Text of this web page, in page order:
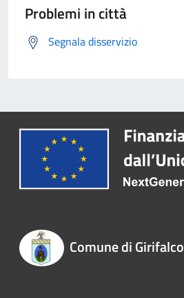
Problemi in città
Segnala disservizio
Comune di Girifalco